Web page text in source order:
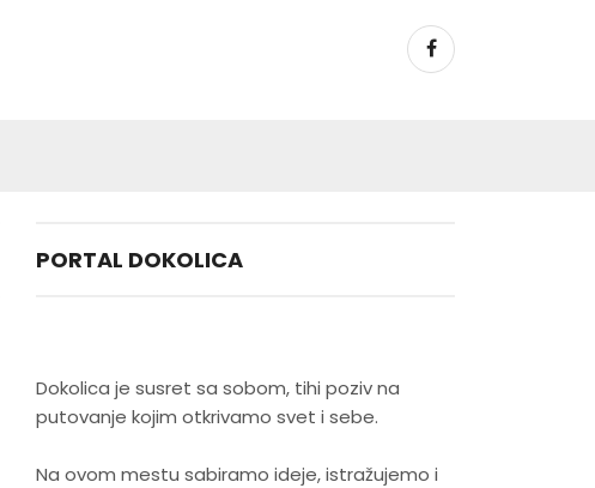
PORTAL DOKOLICA
Dokolica je susret sa sobom, tihi poziv na
putovanje kojim otkrivamo svet i sebe.
Na ovom mestu sabiramo ideje, istražujemo i